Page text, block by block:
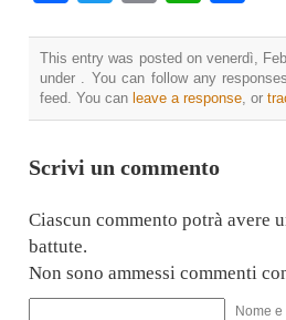
This entry was posted on venerdì,
under . You can follow any
feed. You can leave a response, or
Scrivi un commento
Ciascun commento potrà avere
battute.
Non sono ammessi commenti
Nome